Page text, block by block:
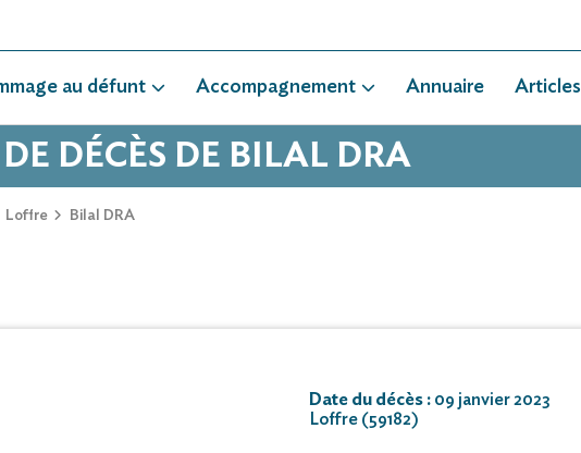
au défunt Accompagnement Annuaire Articles
DÉCÈS DE BILAL DRA
Loffre Bilal DRA
Date du décès : 09 janvier 2023
Loffre (59182)